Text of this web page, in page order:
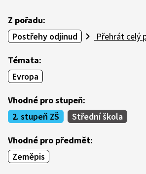
Z pořadu:
Postřehy odjinud
Přehrát celý
Témata:
Evropa
Vhodné pro stupeň:
2. stupeň ZŠ
Střední škola
Vhodné pro předmět:
Zeměpis